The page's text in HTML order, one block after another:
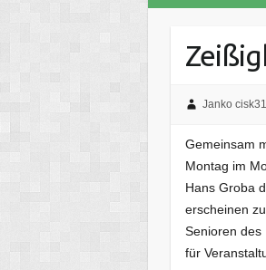
Janko cisk31
Gemeinsam
Montag im
Hans Groba
erscheinen
Senioren des
für